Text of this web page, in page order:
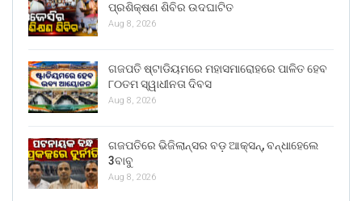
ପ୍ରଶିକ୍ଷଣ ଶିବିର ଉଦଘାଟିତ
Aug 8, 2026
ଗଜପତି ଷ୍ଟାଡିୟମରେ ମହାସମାରୋହରେ ପାଳିତ ହେବ
୮୦ତମ ସ୍ୱାଧୀନତା ଦିବସ
Aug 8, 2026
ଗଜପତିରେ ଭିଜିଲାନ୍ସର ବଡ଼ ଆକ୍ସନ୍, ବନ୍ଧାହେଲେ
3ବାବୁ
Aug 8, 2026